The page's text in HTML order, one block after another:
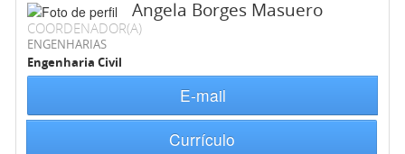
Angela Borges Masuero
COORDENADOR(A)
ENGENHARIAS
Engenharia Civil
E-mail
Currículo